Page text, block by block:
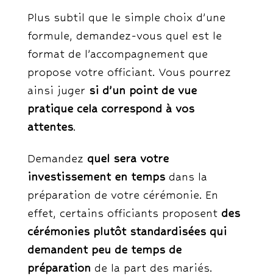
Plus subtil que le simple choix d’une
formule, demandez-vous quel est le
format de l’accompagnement que
propose votre officiant. Vous pourrez
ainsi juger si d’un point de vue
pratique cela correspond à vos
attentes.
Demandez quel sera votre
investissement en tempsdans la
préparation de votre cérémonie. En
effet, certains officiants proposent des
cérémonies plutôt standardisées qui
demandent peu de temps de
préparation de la part des mariés.